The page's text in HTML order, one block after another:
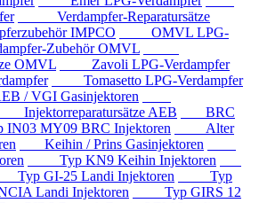
Verdampfer-Reparatursätze
IMPCO
OMVL LPG-
Zubehör OMVL
OMVL
Zavoli LPG-Verdampfer
Tomasetto LPG-Verdampfer
/ VGI Gasinjektoren
Injektorreparatursätze AEB
BRC
MY09 BRC Injektoren
Alter
Keihin / Prins Gasinjektoren
Typ KN9 Keihin Injektoren
GI-25 Landi Injektoren
Typ
Landi Injektoren
Typ GIRS 12